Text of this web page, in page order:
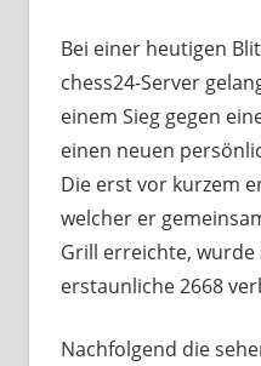
Bei einer heutigen
chess24-Server
einem Sieg gegen
einen neuen
Die erst vor kurzem
welcher er
Grill erreichte,
erstaunliche 2668
Nachfolgend die